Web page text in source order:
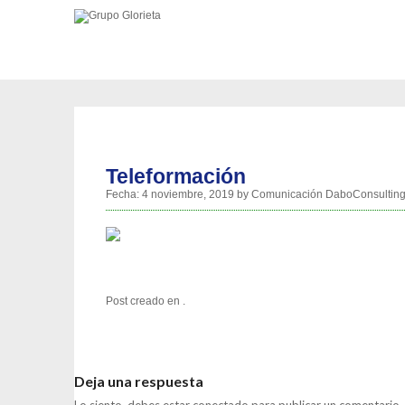
Teleformación
Fecha: 4 noviembre, 2019 by Comunicación DaboConsulting
Post creado en .
Deja una respuesta